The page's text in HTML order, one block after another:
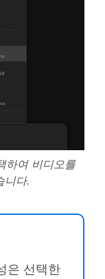
하여 비디오를
니다.
은 선택한